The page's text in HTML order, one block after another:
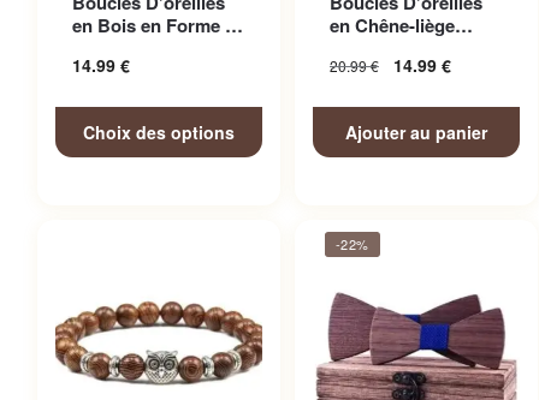
en Bois en Forme de
14.99 €
Choix des options
variations. Les options
page du produit
en Chêne-liège
Rosett...
20.99€ 14.99 €
Ajouter au panier
-22%